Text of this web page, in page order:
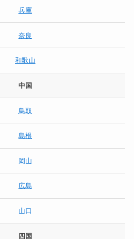
兵庫
奈良
和歌山
中国
鳥取
島根
岡山
広島
山口
四国